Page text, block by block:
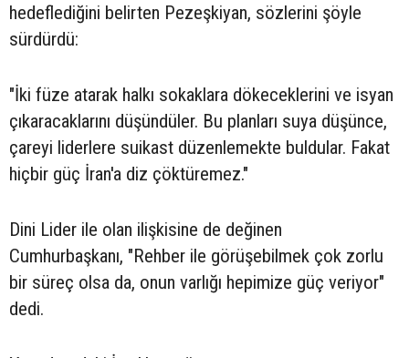
hedeflediğini belirten Pezeşkiyan, sözlerini şöyle
sürdürdü:
"İki füze atarak halkı sokaklara dökeceklerini ve isyan
çıkaracaklarını düşündüler. Bu planları suya düşünce,
çareyi liderlere suikast düzenlemekte buldular. Fakat
hiçbir güç İran'a diz çöktüremez."
Dini Lider ile olan ilişkisine de değinen
Cumhurbaşkanı, "Rehber ile görüşebilmek çok zorlu
bir süreç olsa da, onun varlığı hepimize güç veriyor"
dedi.